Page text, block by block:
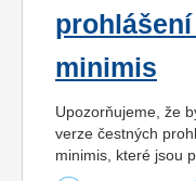
minimis
Upozorňujeme, že
verze čestných
minimis, které jsou